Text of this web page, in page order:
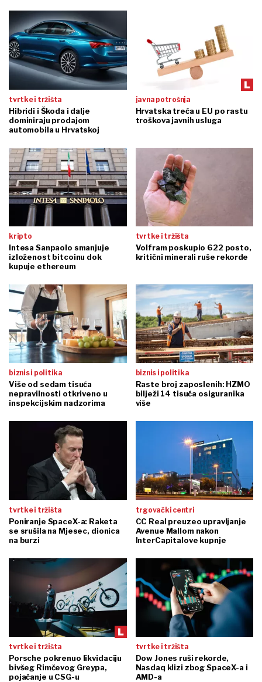
tvrtke i tržišta
Hibridi i Škoda i dalje
dominiraju prodajom
automobila u Hrvatskoj
javna potrošnja
Hrvatska treća u EU po rastu
troškova javnih usluga
kripto
Intesa Sanpaolo smanjuje
izloženost bitcoinu dok
kupuje ethereum
tvrtke i tržišta
Volfram poskupio 622 posto,
kritični minerali ruše rekorde
biznis i politika
Više od sedam tisuća
nepravilnosti otkriveno u
inspekcijskim nadzorima
biznis i politika
Raste broj zaposlenih: HZMO
bilježi 14 tisuća osiguranika
više
tvrtke i tržišta
Poniranje SpaceX-a: Raketa
se srušila na Mjesec, dionica
na burzi
trgovački centri
CC Real preuzeo upravljanje
Avenue Mallom nakon
InterCapitalove kupnje
tvrtke i tržišta
Porsche pokrenuo likvidaciju
bivšeg Rimčevog Greypa,
pojačanje u CSG-u
tvrtke i tržišta
Dow Jones ruši rekorde,
Nasdaq klizi zbog SpaceX-a i
AMD-a